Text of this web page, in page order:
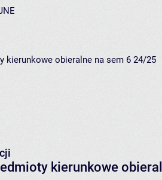
kierunkowe obieralne na sem 6 24/25
kierunkowe